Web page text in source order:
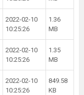
2022-02-10
10:25:26
1.36
MB
2022-02-10
10:25:26
1.35
MB
2022-02-10
10:25:26
849.58
KB